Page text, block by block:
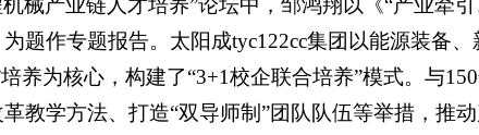
械产业链人才培养”论坛中，邹鸿翔以《“产业牵
题作专题报告。太阳成tyc122cc集团以能源装备
养为核心，构建了“3+1校企联合培养”模式。与
教学方法、打造“双导师制”团队队伍等举措，推